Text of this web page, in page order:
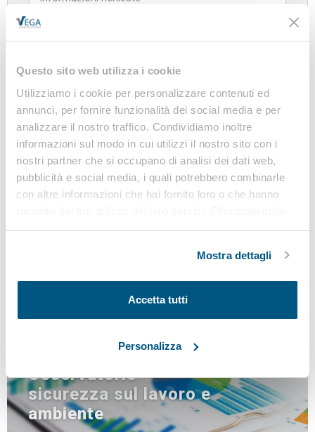
Questo sito web utilizza i cookie
Utilizziamo i cookie per personalizzare contenuti ed
annunci, per fornire funzionalità dei social media e per
analizzare il nostro traffico. Condividiamo inoltre
informazioni sul modo in cui utilizzi il nostro sito con i
nostri partner che si occupano di analisi dei dati web,
pubblicità e social media, i quali potrebbero combinarle
con altre informazioni che hai fornito loro o che hanno
“X” in alto a destra si procederà rifiutando tutti i cookie,
Mostra dettagli
Accetta tutti
Personalizza
CONSENSO AL TRATTAMENTO DEI DATI
PERSONALI AI SENSI DELL'ART. 13 DEL
REGOLAMENTO UE 2016/679
I dati personali saranno trattati come indicato nella
nostra informativa sulla privacy, predisposta ai
sensi del Regolamento UE 2016/679
Confermo di aver letto e accettato l'informativa
Osservatorio
sicurezza sul lavoro e
ambiente